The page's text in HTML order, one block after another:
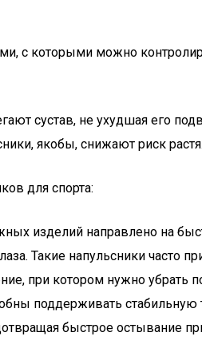
с которыми можно
сустав, не ухудшая его
якобы, снижают риск
для спорта:
изделий направлено на
Такие напульсники
при котором нужно убрать
поддерживать
быстрое остывание